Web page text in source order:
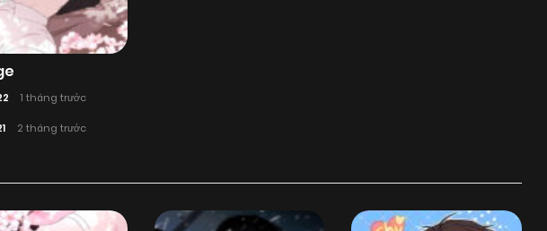
1 tháng trước
2 tháng trước